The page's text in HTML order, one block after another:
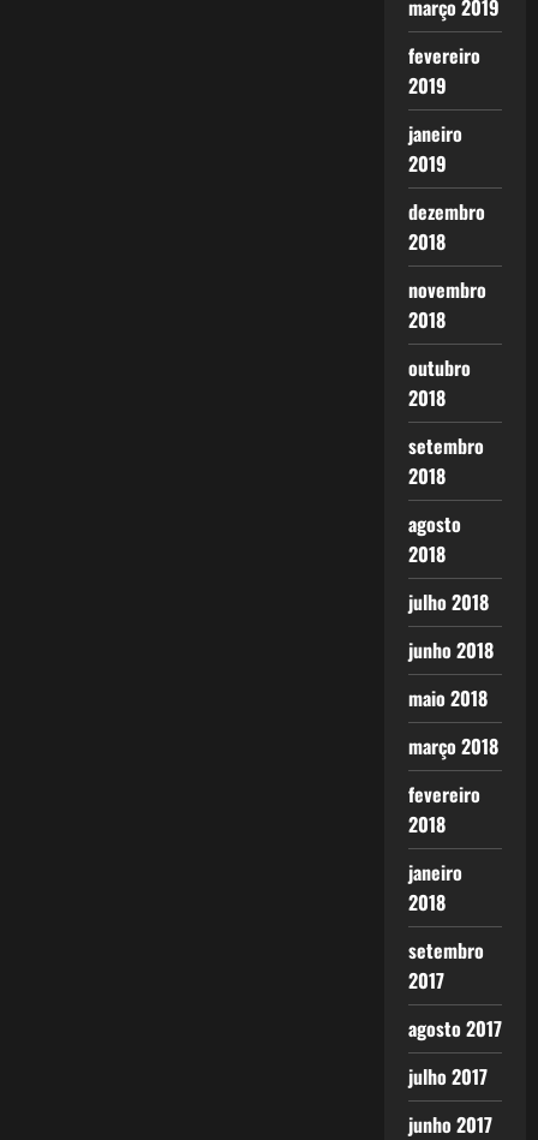
março 2019
fevereiro
2019
janeiro
2019
dezembro
2018
novembro
2018
outubro
2018
setembro
2018
agosto
2018
julho 2018
junho 2018
maio 2018
março 2018
fevereiro
2018
janeiro
2018
setembro
2017
agosto 2017
julho 2017
junho 2017